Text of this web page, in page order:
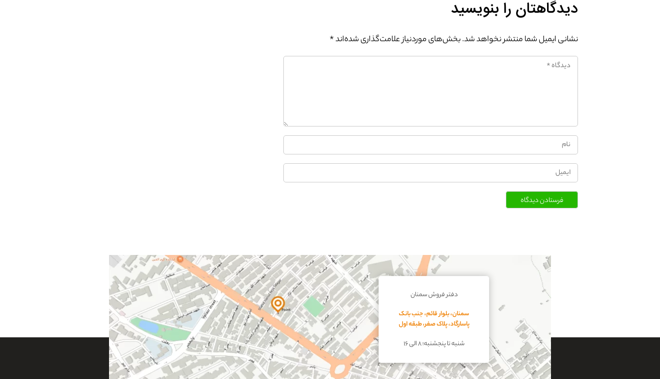
دیدگاهتان را بنویسید
نشانی ایمیل شما منتشر نخواهد شد.بخش‌های موردنیاز علامت‌گذاری شده‌اند*
فرستادن دیدگاه
دفتر فروش سمنان
سمنان، بلوار قائم، جنب بانک
پاسارگاد، پلاک صفر، طبقه اول
شنبه تا پنجشنبه؛ ۸ الی ۱۶